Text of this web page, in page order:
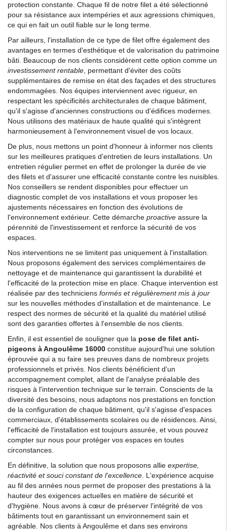
protection constante. Chaque fil de notre filet a été sélectionné
pour sa résistance aux intempéries et aux agressions chimiques,
ce qui en fait un outil fiable sur le long terme.
Par ailleurs, l'installation de ce type de filet offre également des
avantages en termes d'esthétique et de valorisation du patrimoine
bâti. Beaucoup de nos clients considèrent cette option comme un
investissement rentable, permettant d'éviter des coûts
supplémentaires de remise en état des façades et des structures
endommagées. Nos équipes interviennent avec rigueur, en
respectant les spécificités architecturales de chaque bâtiment,
qu'il s'agisse d'anciennes constructions ou d'édifices modernes.
Nous utilisons des matériaux de haute qualité qui s'intègrent
harmonieusement à l'environnement visuel de vos locaux.
De plus, nous mettons un point d'honneur à informer nos clients
sur les meilleures pratiques d'entretien de leurs installations. Un
entretien régulier permet en effet de prolonger la durée de vie
des filets et d'assurer une efficacité constante contre les nuisibles.
Nos conseillers se rendent disponibles pour effectuer un
diagnostic complet de vos installations et vous proposer les
ajustements nécessaires en fonction des évolutions de
l'environnement extérieur. Cette démarche proactive assure la
pérennité de l'investissement et renforce la sécurité de vos
espaces.
Nos interventions ne se limitent pas uniquement à l'installation.
Nous proposons également des services complémentaires de
nettoyage et de maintenance qui garantissent la durabilité et
l'efficacité de la protection mise en place. Chaque intervention est
réalisée par des techniciens formés et régulièrement mis à jour
sur les nouvelles méthodes d'installation et de maintenance. Le
respect des normes de sécurité et la qualité du matériel utilisé
sont des garanties offertes à l'ensemble de nos clients.
Enfin, il est essentiel de souligner que la pose de filet anti-
pigeons à Angoulême 16000 constitue aujourd'hui une solution
éprouvée qui a su faire ses preuves dans de nombreux projets
professionnels et privés. Nos clients bénéficient d'un
accompagnement complet, allant de l'analyse préalable des
risques à l'intervention technique sur le terrain. Conscients de la
diversité des besoins, nous adaptons nos prestations en fonction
de la configuration de chaque bâtiment, qu'il s'agisse d'espaces
commerciaux, d'établissements scolaires ou de résidences. Ainsi,
l'efficacité de l'installation est toujours assurée, et vous pouvez
compter sur nous pour protéger vos espaces en toutes
circonstances.
En définitive, la solution que nous proposons allie expertise,
réactivité et souci constant de l'excellence. L'expérience acquise
au fil des années nous permet de proposer des prestations à la
hauteur des exigences actuelles en matière de sécurité et
d'hygiène. Nous avons à cœur de préserver l'intégrité de vos
bâtiments tout en garantissant un environnement sain et
agréable. Nos clients à Angoulême et dans ses environs